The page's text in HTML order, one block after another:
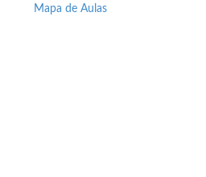
Mapa de Aulas